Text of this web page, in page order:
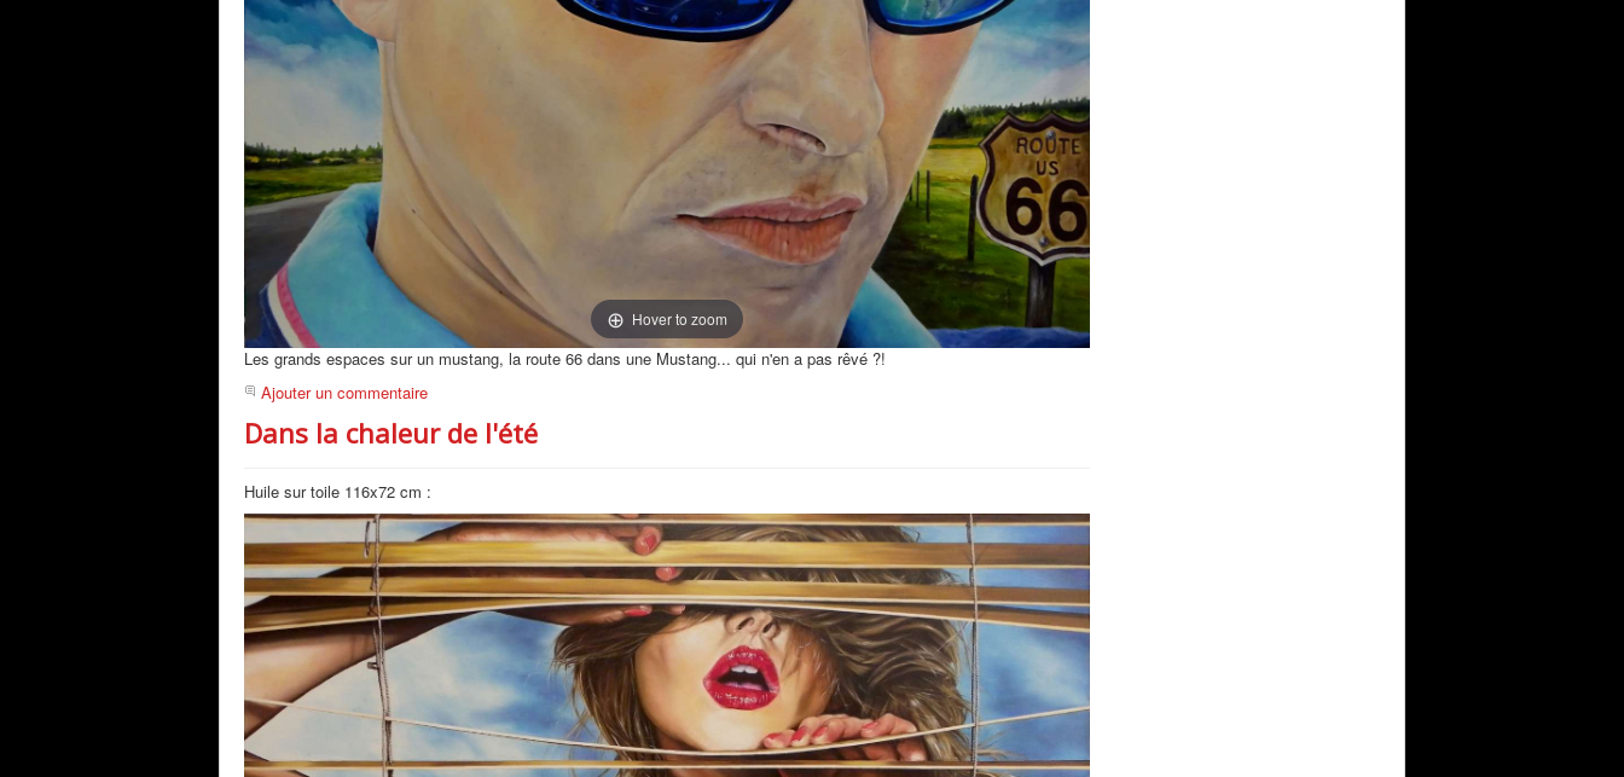
Hover to zoom
Les grands espaces sur un mustang, la route 66 dans une Mustang... qui n'en a pas rêvé ?!
Ajouter un commentaire
Dans la chaleur de l'été
Huile sur toile 116x72 cm :